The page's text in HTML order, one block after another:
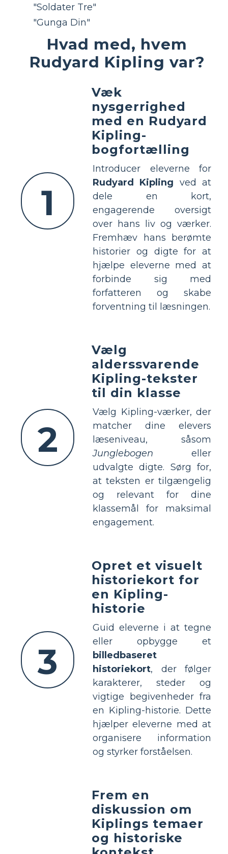
"Soldater Tre"
"Gunga Din"
Hvad med, hvem
Rudyard Kipling var?
1
Væk
nysgerrighed
med en Rudyard
Kipling-
bogfortælling
Introducer eleverne for
Rudyard Kipling ved at
dele en kort,
engagerende oversigt
over hans liv og værker.
Fremhæv hans berømte
historier og digte for at
hjælpe eleverne med at
forbinde sig med
forfatteren og skabe
forventning til læsningen.
2
Vælg
alderssvarende
Kipling-tekster
til din klasse
Vælg Kipling-værker, der
matcher dine elevers
læseniveau, såsom
Junglebogen eller
udvalgte digte. Sørg for,
at teksten er tilgængelig
og relevant for dine
klassemål for maksimal
engagement.
3
Opret et visuelt
historiekort for
en Kipling-
historie
Guid eleverne i at tegne
eller opbygge et
billedbaseret
historiekort, der følger
karakterer, steder og
vigtige begivenheder fra
en Kipling-historie. Dette
hjælper eleverne med at
organisere information
og styrker forståelsen.
Frem en
diskussion om
Kiplings temaer
og historiske